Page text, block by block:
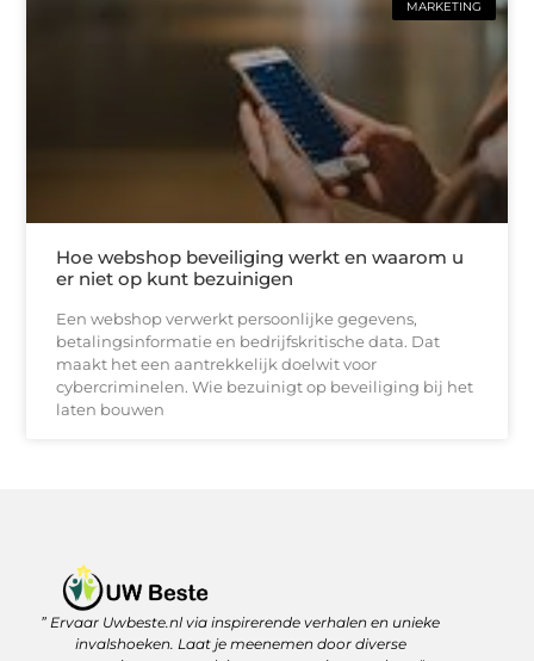
MARKETING
Hoe webshop beveiliging werkt en waarom u
er niet op kunt bezuinigen
Een webshop verwerkt persoonlijke gegevens,
betalingsinformatie en bedrijfskritische data. Dat
maakt het een aantrekkelijk doelwit voor
cybercriminelen. Wie bezuinigt op beveiliging bij het
laten bouwen
” Ervaar Uwbeste.nl via inspirerende verhalen en unieke
invalshoeken. Laat je meenemen door diverse